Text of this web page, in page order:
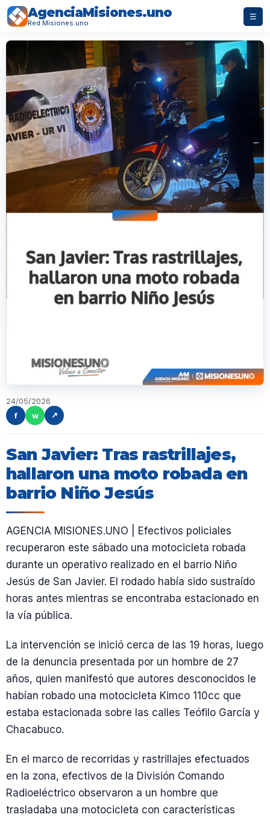
AgenciaMisiones.uno
Red Misiones.uno
☰
24/05/2026
f
w ↗
San Javier: Tras rastrillajes,
hallaron una moto robada en
barrio Niño Jesús
AGENCIA MISIONES.UNO | Efectivos policiales
recuperaron este sábado una motocicleta robada
durante un operativo realizado en el barrio Niño
Jesús de San Javier. El rodado había sido sustraído
horas antes mientras se encontraba estacionado en
la vía pública.
La intervención se inició cerca de las 19 horas, luego
de la denuncia presentada por un hombre de 27
años, quien manifestó que autores desconocidos le
habían robado una motocicleta Kimco 110cc que
estaba estacionada sobre las calles Teófilo García y
Chacabuco.
En el marco de recorridas y rastrillajes efectuados
en la zona, efectivos de la División Comando
Radioeléctrico observaron a un hombre que
trasladaba una motocicleta con características